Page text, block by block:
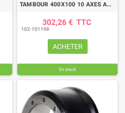
TAMBOUR 400X100 10 AXES AMB
302,26 € TTC
102-101198
ACHETER
En stock